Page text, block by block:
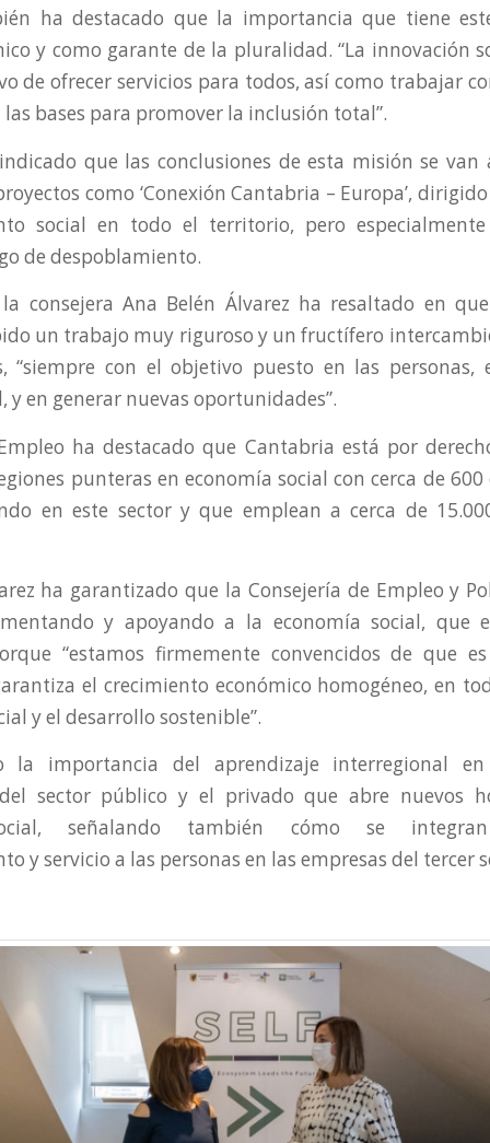
ha destacado que la importancia que tiene
y como garante de la pluralidad. “La innovación
de ofrecer servicios para todos, así como trabajar
bases para promover la inclusión total”.
que las conclusiones de esta misión se
como ‘Conexión Cantabria – Europa’,
social en todo el territorio, pero
de despoblamiento.
consejera Ana Belén Álvarez ha resaltado en
un trabajo muy riguroso y un fructífero
“siempre con el objetivo puesto en las personas,
en generar nuevas oportunidades”.
ha destacado que Cantabria está por
punteras en economía social con cerca de
en este sector y que emplean a cerca de
ha garantizado que la Consejería de Empleo y
y apoyando a la economía social, que
“estamos firmemente convencidos de que
el crecimiento económico homogéneo, en
y el desarrollo sostenible”.
la importancia del aprendizaje interregional
sector público y el privado que abre nuevos
señalando también cómo se integran
y servicio a las personas en las empresas del tercer